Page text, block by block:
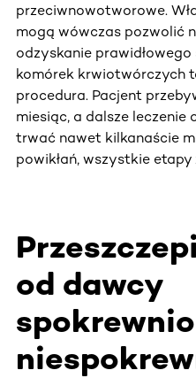
przeciwnowotworowe.
mogą wówczas pozwolić
odzyskanie prawidłowego
komórek krwiotwórczych
procedura. Pacjent
miesiąc, a dalsze leczenie
trwać nawet kilkanaście
powikłań, wszystkie etapy
od dawcy